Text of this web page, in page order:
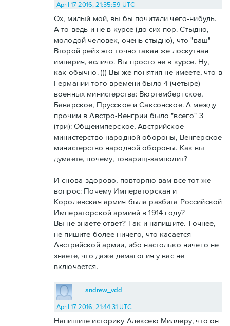
April 17 2016, 21:35:59 UTC
Ох, милый мой, вы бы почитали чего-нибудь.
А то ведь и не в курсе (до сих пор. Стыдно,
молодой человек, очень стыдно), что "ваш"
Второй рейх это точно такая же лоскутная
империя, есличо. Вы просто не в курсе. Ну,
как обычно. ))) Вы же понятия не имеете, что в
Германии того времени было 4 (четыре)
военных министерства: Вюртембергское,
Баварское, Прусское и Саксонское. А между
прочим в Австро-Венгрии было "всего" 3
(три): Общеимперское, Австрийское
министерство народной обороны, Венгерское
министерство народной обороны. Как вы
думаете, почему, товарищ-замполит?
И снова-здорово, повторяю вам все тот же
вопрос: Почему Императорская и
Королевская армия была разбита Российской
Императорской армией в 1914 году?
Вы не знаете ответ? Так и напишите. Точнее,
не пишите более ничего, что касается
Австрийской армии, ибо настолько ничего не
знаете, что даже демагогия у вас не
включается.
andrew_vdd
April 17 2016, 21:44:31 UTC
Напишите историку Алексею Миллеру, что он